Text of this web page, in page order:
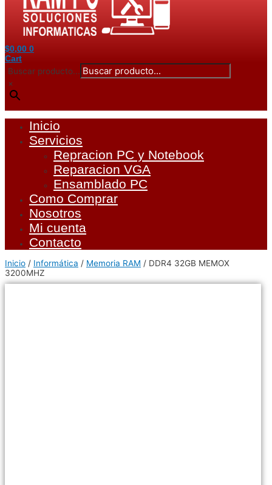
$0,00 0
Cart
Buscar producto...
×
Inicio
Servicios
Repracion PC y Notebook
Reparacion VGA
Ensamblado PC
Como Comprar
Nosotros
Mi cuenta
Contacto
Inicio / Informática / Memoria RAM / DDR4 32GB MEMOX
3200MHZ